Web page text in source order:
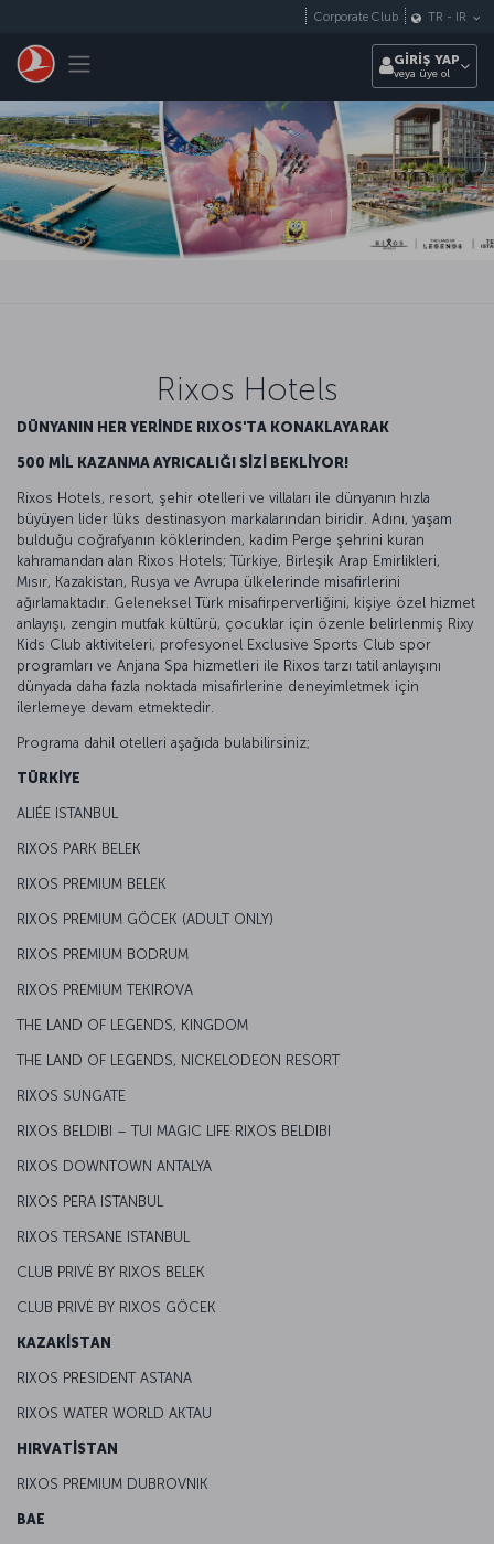
Toggle navigation
Corporate Club TR - IR
GİRİŞ YAP
veya üye ol
Rixos Hotels
DÜNYANIN HER YERİNDE RIXOS'TA KONAKLAYARAK
500 MİL KAZANMA AYRICALIĞI SİZİ BEKLİYOR!
Rixos Hotels, resort, şehir otelleri ve villaları ile dünyanın hızla
büyüyen lider lüks destinasyon markalarından biridir. Adını, yaşam
bulduğu coğrafyanın köklerinden, kadim Perge şehrini kuran
kahramandan alan Rixos Hotels; Türkiye, Birleşik Arap Emirlikleri,
Mısır, Kazakistan, Rusya ve Avrupa ülkelerinde misafirlerini
ağırlamaktadır. Geleneksel Türk misafirperverliğini, kişiye özel hizmet
anlayışı, zengin mutfak kültürü, çocuklar için özenle belirlenmiş Rixy
Kids Club aktiviteleri, profesyonel Exclusive Sports Club spor
programları ve Anjana Spa hizmetleri ile Rixos tarzı tatil anlayışını
dünyada daha fazla noktada misafirlerine deneyimletmek için
ilerlemeye devam etmektedir.
Programa dahil otelleri aşağıda bulabilirsiniz;
TÜRKİYE
ALIÉE ISTANBUL
RIXOS PARK BELEK
RIXOS PREMIUM BELEK
RIXOS PREMIUM GÖCEK (ADULT ONLY)
RIXOS PREMIUM BODRUM
RIXOS PREMIUM TEKIROVA
THE LAND OF LEGENDS, KINGDOM
THE LAND OF LEGENDS, NICKELODEON RESORT
RIXOS SUNGATE
RIXOS BELDIBI – TUI MAGIC LIFE RIXOS BELDIBI
RIXOS DOWNTOWN ANTALYA
RIXOS PERA ISTANBUL
RIXOS TERSANE ISTANBUL
CLUB PRIVĖ BY RIXOS BELEK
CLUB PRIVĖ BY RIXOS GÖCEK
KAZAKİSTAN
RIXOS PRESIDENT ASTANA
RIXOS WATER WORLD AKTAU
HIRVATİSTAN
RIXOS PREMIUM DUBROVNIK
BAE